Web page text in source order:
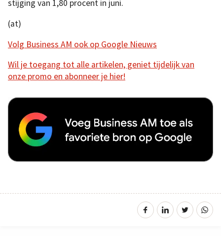
stijging van 1,80 procent in juni.
(at)
Volg Business AM ook op Google Nieuws
Wil je toegang tot alle artikelen, geniet tijdelijk van
onze promo en abonneer je hier!